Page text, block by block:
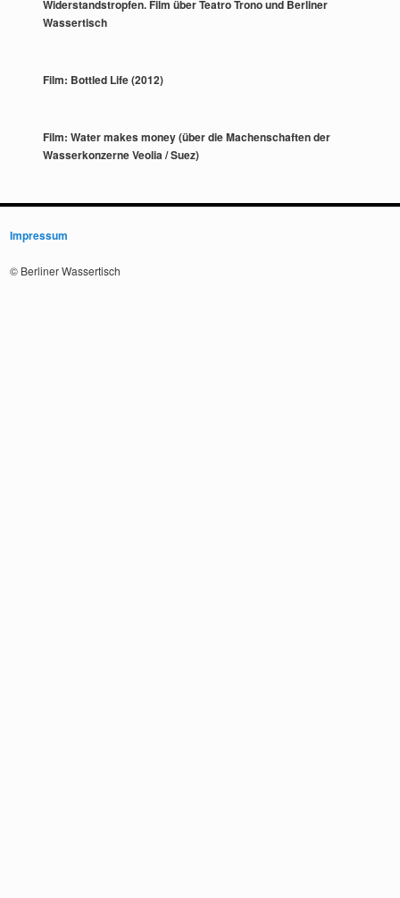
Widerstandstropfen. Film über Teatro Trono und Berliner
Wassertisch
Film: Bottled Life (2012)
Film: Water makes money (über die Machenschaften der
Wasserkonzerne Veolia / Suez)
Impressum
© Berliner Wassertisch